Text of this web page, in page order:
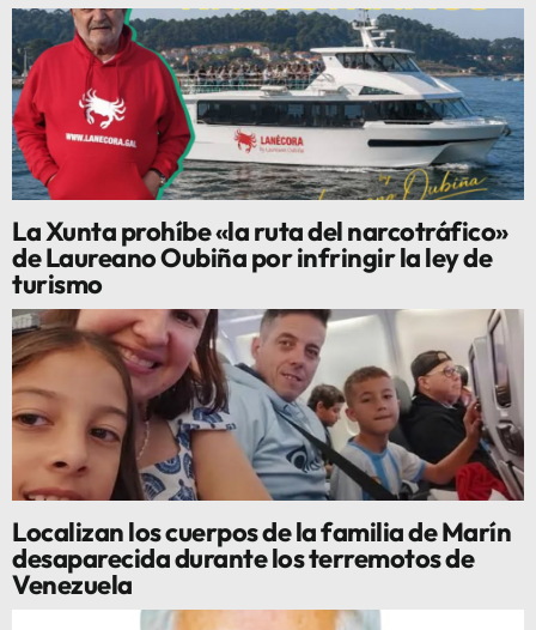
La Xunta prohíbe «la ruta del narcotráfico»
de Laureano Oubiña por infringir la ley de
turismo
Localizan los cuerpos de la familia de Marín
desaparecida durante los terremotos de
Venezuela